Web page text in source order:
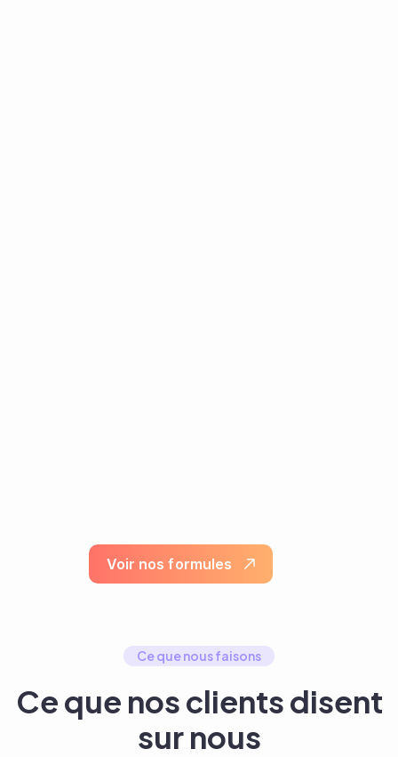
Voir nos formules
Ce que nous faisons
Ce que nos clients disent
sur nous